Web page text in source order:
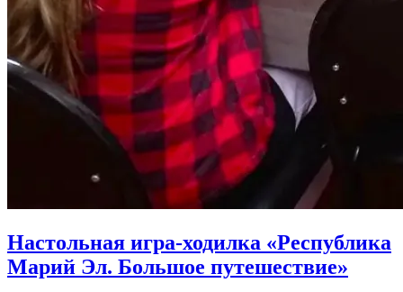
Настольная игра-ходилка «Республика
Марий Эл. Большое путешествие»